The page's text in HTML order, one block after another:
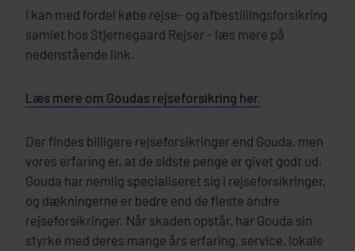
I kan med fordel købe rejse- og afbestillingsforsikring
samlet hos Stjernegaard Rejser - læs mere på
nedenstående link.
Læs mere om Goudas rejseforsikring her.
Der findes billigere rejseforsikringer end Gouda, men
vores erfaring er, at de sidste penge er givet godt ud.
Gouda har nemlig specialiseret sig i rejseforsikringer,
og dækningerne er bedre end de fleste andre
rejseforsikringer. Når skaden opstår, har Gouda sin
styrke med deres mange års erfaring, service, lokale